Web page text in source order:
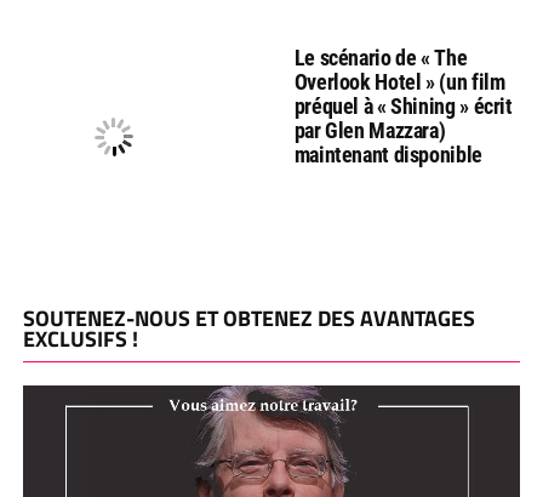
Le scénario de « The
Overlook Hotel » (un film
préquel à « Shining » écrit
par Glen Mazzara)
maintenant disponible
SOUTENEZ-NOUS ET OBTENEZ DES AVANTAGES
EXCLUSIFS !